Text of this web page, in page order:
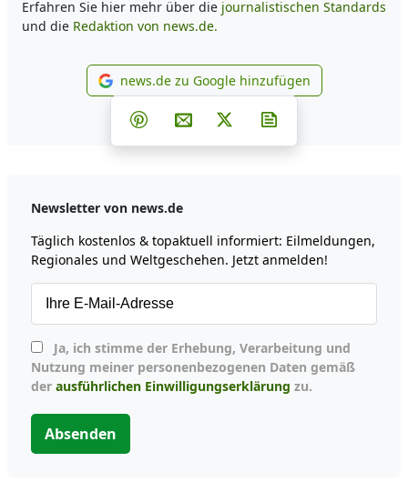
Erfahren Sie hier mehr über die journalistischen Standards
und die Redaktion von news.de.
news.de zu Google
news.de zu Google hinzufügen
Teilen auf Facebook
Teilen auf Whatsapp
Teilen auf Telegram
Teilen auf Pinterest
Per E-Mail teilen
Post auf X
Newsletter von news.de
Täglich kostenlos & topaktuell informiert: Eilmeldungen,
Regionales und Weltgeschehen. Jetzt anmelden!
Nutzung meiner personenbezogenen Daten gemäß
der ausführlichen Einwilligungserklärung zu.
Absenden